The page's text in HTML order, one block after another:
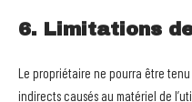
6. Limitations
Le propriétaire ne pourra être
indirects causés au matériel de